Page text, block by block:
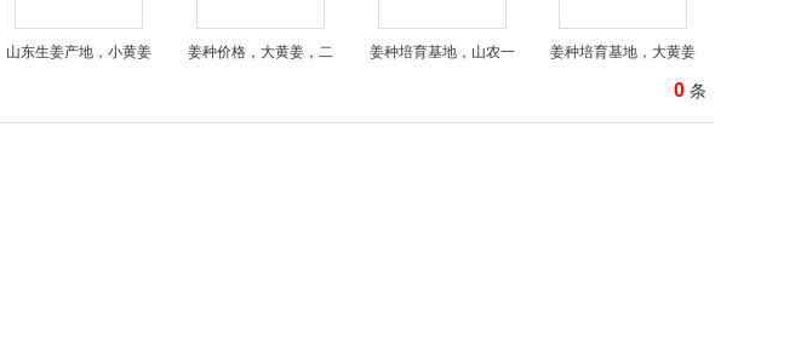
山东生姜产地，小黄姜 姜种价格，大黄姜，二 姜种培育基地，山农一 姜种培育基地，大黄姜
0 条